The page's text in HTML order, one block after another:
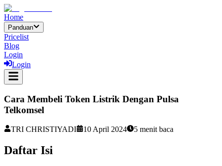
Home
Panduan
Pricelist
Blog
Login
Login
Cara Membeli Token Listrik Dengan Pulsa
Telkomsel
TRI CHRISTIYADI 10 April 2024 5 menit baca
Daftar Isi